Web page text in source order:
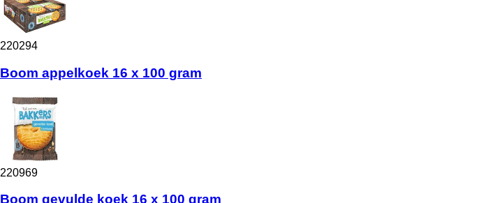
220294
Boom appelkoek 16 x 100 gram
220969
Boom gevulde koek 16 x 100 gram